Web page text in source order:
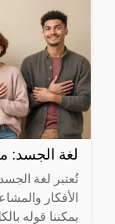
لغة الجسد:
تُعتبر لغة
الأفكار
يمكننا قوله